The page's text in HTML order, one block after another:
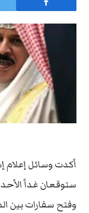
أكدت وسائل إعلام
ستوقعان غداً
وفتح سفارات بين